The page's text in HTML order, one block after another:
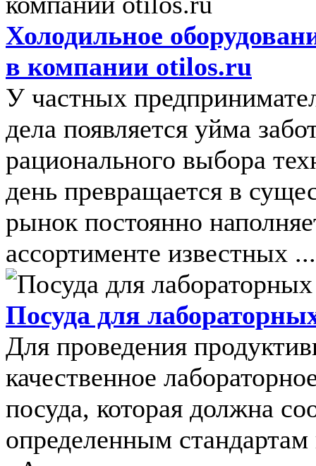
Холодильное
в компании otilos.ru
У частных
дела появляется уйма
рационального выбора
день превращается в
рынок постоянно
ассортименте известных ...
Посуда для
Для проведения
качественное
посуда, которая должна
определенным